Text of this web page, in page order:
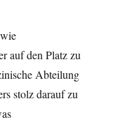
auf den Platz zu
Abteilung
stolz darauf zu